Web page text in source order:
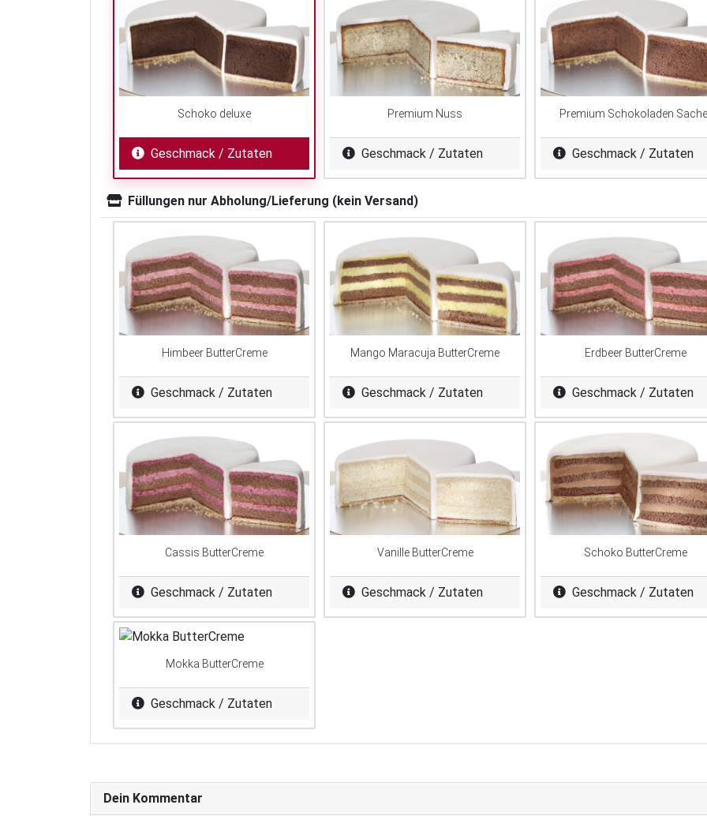
Schoko deluxe
Geschmack / Zutaten
Premium Nuss
Geschmack / Zutaten
Premium Schokoladen
Geschmack / Zutaten
Füllungen nur Abholung/Lieferung (kein Versand)
Himbeer ButterCreme
Geschmack / Zutaten
Mango Maracuja ButterCreme
Geschmack / Zutaten
Erdbeer ButterCreme
Geschmack / Zutaten
Cassis ButterCreme
Geschmack / Zutaten
Vanille ButterCreme
Geschmack / Zutaten
Schoko ButterCreme
Geschmack / Zutaten
Mokka ButterCreme
Geschmack / Zutaten
Dein Kommentar